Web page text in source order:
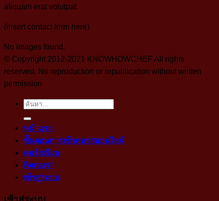
aliquam erat volutpat.
(insert contact form here)
No images found.
© Copyright 2012-2021 KNOWHOWCHEF All rights
reserved. No reproduction or republication without written
permission
ค้นหา:
หน้าแรก
ขั้นตอนการเข้าคลาสออนไลน์
คอร์สเรียน
ติดต่อเรา
เข้าสู่ระบบ